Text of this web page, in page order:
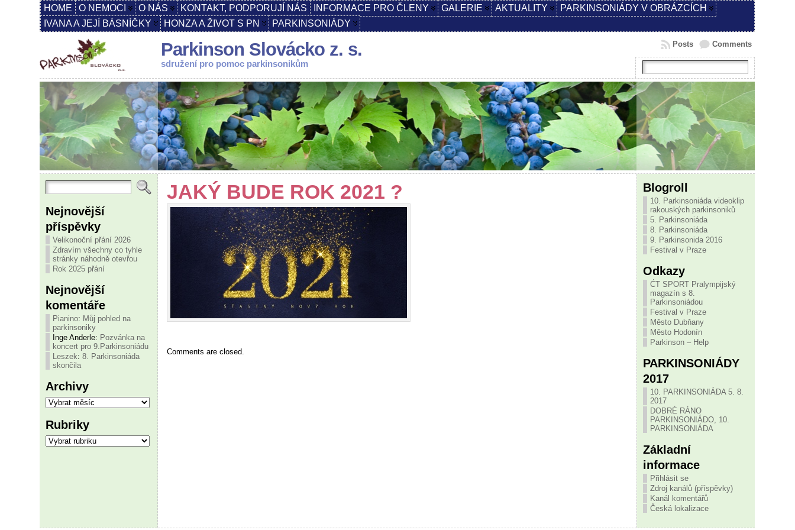
HOME O NEMOCI O NÁS KONTAKT, PODPORUJÍ NÁS INFORMACE PRO ČLENY GALERIE AKTUALITY
PARKINSONIÁDY V OBRÁZCÍCH
IVANA A JEJÍ BÁSNÍČKY
HONZA A ŽIVOT S PN PARKINSONIÁDY
Parkinson Slovácko z. s.
sdružení pro pomoc parkinsonikům
Comments
Posts
Nejnovější
příspěvky
Velikonoční přání 2026
Zdravím všechny co tyhle
stránky náhodně otevřou
Rok 2025 přání
Nejnovější
komentáře
Pianino: Můj pohled na
parkinsoniky
Inge Anderle: Pozvánka na
koncert pro 9.Parkinsoniádu
Leszek:8. Parkinsoniáda
skončila
Archivy
Archivy
Rubriky
Rubriky
JAKÝ BUDE ROK 2021 ?
Comments are closed.
Blogroll
10. Parkinsoniáda videoklip
rakouských parkinsoniků
5. Parkinsoniáda
8. Parkinsoniáda
9. Parkinsonida 2016
Festival v Praze
Odkazy
ĆT SPORT Pralympijský
magazín s 8.
Parkinsoniádou
Festival v Praze
Město Dubňany
Město Hodonín
Parkinson – Help
PARKINSONIÁDY
2017
10. PARKINSONIÁDA 5. 8.
2017
DOBRÉ RÁNO
PARKINSONIÁDO, 10.
PARKINSONIÁDA
Základní
informace
Přihlásit se
Zdroj kanálů (příspěvky)
Kanál komentářů
Česká lokalizace